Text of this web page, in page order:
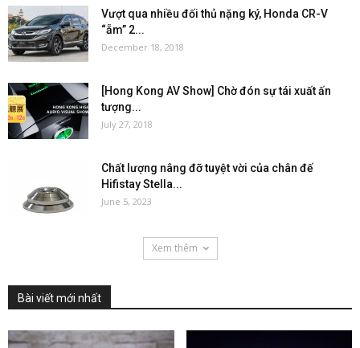
Vượt qua nhiều đối thủ nặng ký, Honda CR-V
“ẵm” 2...
December 18, 2018
[Hong Kong AV Show] Chờ đón sự tái xuất ấn
tượng...
July 27, 2018
Chất lượng nâng đỡ tuyệt vời của chân đế
Hifistay Stella...
June 5, 2023
Xem thêm
Bài viết mới nhất